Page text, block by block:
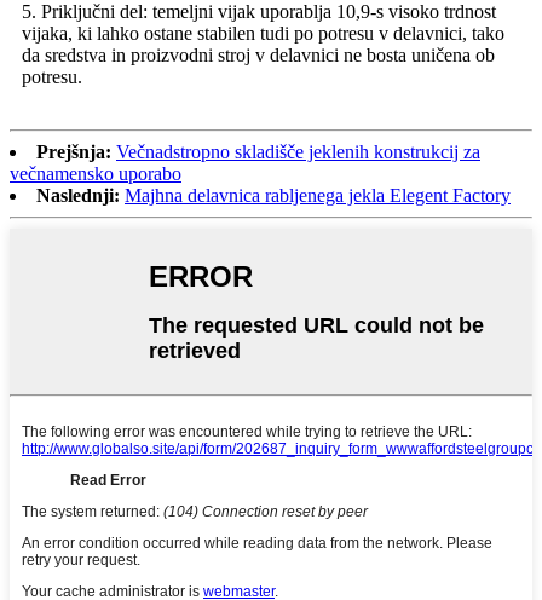
5. Priključni del: temeljni vijak uporablja 10,9-s visoko trdnost
vijaka, ki lahko ostane stabilen tudi po potresu v delavnici, tako
da sredstva in proizvodni stroj v delavnici ne bosta uničena ob
potresu.
Prejšnja: Večnadstropno skladišče jeklenih konstrukcij za
večnamensko uporabo
Naslednji: Majhna delavnica rabljenega jekla Elegent Factory